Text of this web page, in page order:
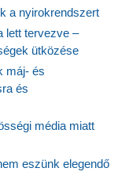
a nyirokrendszert
lett tervezve –
ütközése
máj- és
és
média miatt
eszünk elegendő